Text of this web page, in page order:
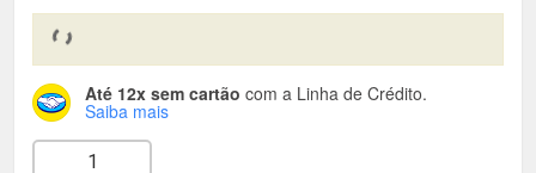
n
é
Até 12x sem cartão com a Linha de Crédito.
Saiba mais